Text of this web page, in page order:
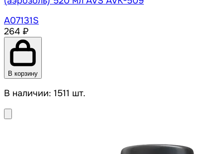
A07131S
264 ₽
В корзину
В наличии: 1511 шт.